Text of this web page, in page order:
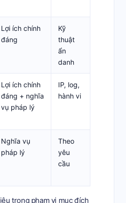
Lợi ích chính
đáng
Kỹ
thuật
ẩn
danh
Lợi ích chính
đáng + nghĩa
vụ pháp lý
IP, log,
hành vi
Nghĩa vụ
pháp lý
Theo
yêu
cầu
trong phạm vi mục đích